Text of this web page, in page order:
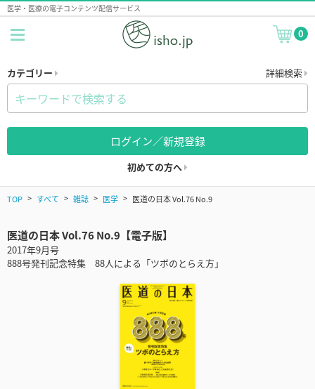
医学・医療の電子コンテンツ配信サービス
0
カテゴリー 詳細検索
ログイン／新規登録
初めての方へ
TOP すべて 雑誌 医学 医道の日本 Vol.76 No.9
医道の日本 Vol.76 No.9【電子版】
2017年9月号
888号発刊記念特集 88人による「ツボのとらえ方」